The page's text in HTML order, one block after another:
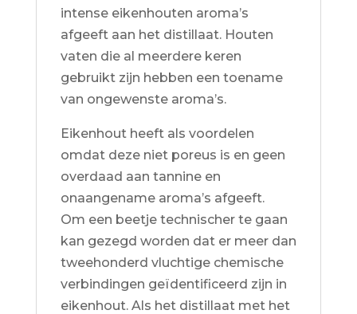
intense eikenhouten aroma’s
afgeeft aan het distillaat. Houten
vaten die al meerdere keren
gebruikt zijn hebben een toename
van ongewenste aroma’s.
Eikenhout heeft als voordelen
omdat deze niet poreus is en geen
overdaad aan tannine en
onaangename aroma’s afgeeft.
Om een beetje technischer te gaan
kan gezegd worden dat er meer dan
tweehonderd vluchtige chemische
verbindingen geïdentificeerd zijn in
eikenhout. Als het distillaat met het